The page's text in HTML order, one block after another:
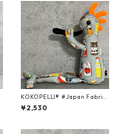
KOKOPELLI® #Japan Fabric
series ＃063/Mサイズ
¥2,530